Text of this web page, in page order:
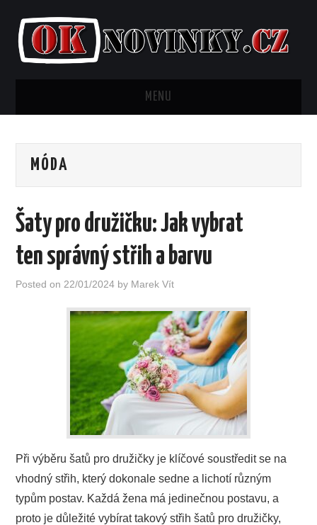
MENU
BYDLENÍ
KRÁSA
TECHNIKA
ZAJÍMAVOSTI
O NÁS
MÓDA
Šaty pro družičku: Jak vybrat
ten správný střih a barvu
Posted on 22/01/2024 by Marek Vít
Při výběru šatů pro družičky je klíčové soustředit se na
vhodný střih, který dokonale sedne a lichotí různým
typům postav. Každá žena má jedinečnou postavu, a
proto je důležité vybírat takový střih šatů pro družičky,